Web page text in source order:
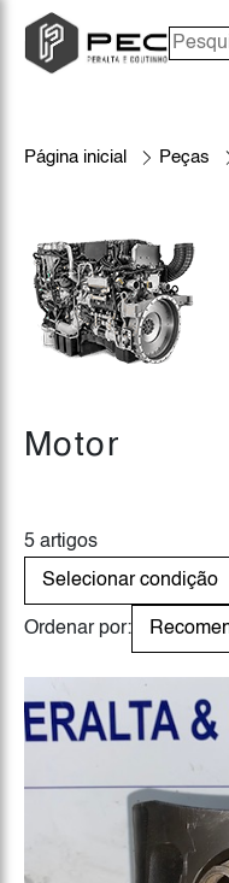
Página inicial Peças
Motor
5 artigos
Ordenar por: